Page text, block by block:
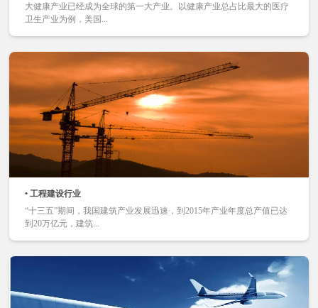
大健康产业已经成为全球的第一大产业。以健康产业总占比最大的医疗
卫生产业为例，美国...
• 工程建设行业
“十三五”期间，我国建筑产业发展迅速，到2015年产业年度总产值已达
到20万亿元，建筑...